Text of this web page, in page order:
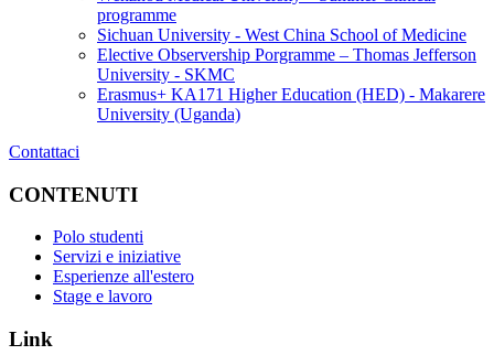
programme
Sichuan University - West China School of Medicine
Elective Observership Porgramme – Thomas Jefferson
University - SKMC
Erasmus+ KA171 Higher Education (HED) - Makarere
University (Uganda)
Contattaci
CONTENUTI
Polo studenti
Servizi e iniziative
Esperienze all'estero
Stage e lavoro
Link